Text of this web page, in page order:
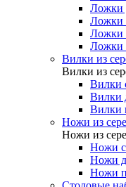
Ложки
Ложки
Ложки
Ложки
Вилки из
Вилки из
Вилки
Вилки
Вилки
Ножи из
Ножи из
Ножи
Ножи
Ножи